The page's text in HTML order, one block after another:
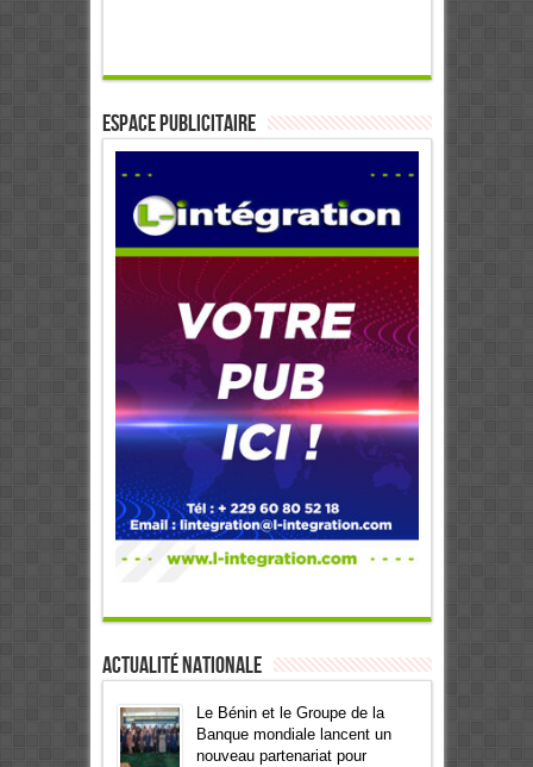
ESPACE PUBLICITAIRE
Actualité Nationale
Le Bénin et le Groupe de la
Banque mondiale lancent un
nouveau partenariat pour